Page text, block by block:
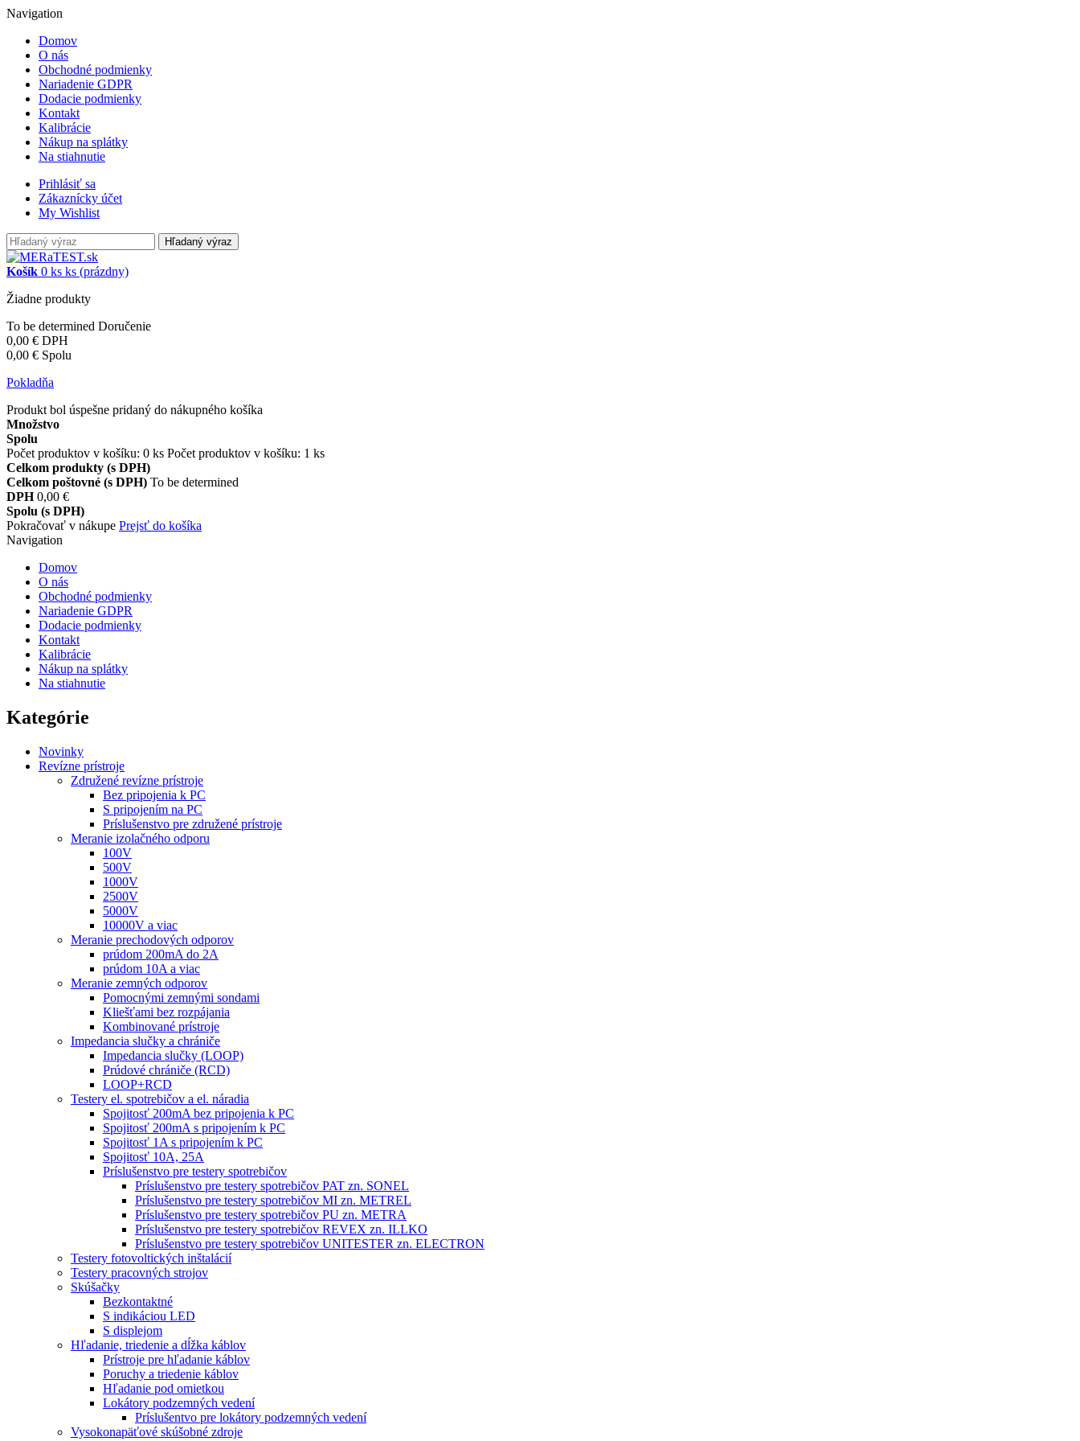
Navigation
Domov
O nás
Obchodné podmienky
Nariadenie GDPR
Dodacie podmienky
Kontakt
Kalibrácie
Nákup na splátky
Na stiahnutie
Prihlásiť sa
Zákaznícky účet
My Wishlist
Hľadaný výraz
Košík 0 ks ks (prázdny)
Žiadne produkty
To be determined Doručenie
0,00 € DPH
0,00 € Spolu
Pokladňa
Produkt bol úspešne pridaný do nákupného košíka
Množstvo
Spolu
Počet produktov v košíku: 0 ks Počet produktov v košíku: 1 ks
Celkom produkty (s DPH)
Celkom poštovné (s DPH) To be determined
DPH 0,00 €
Spolu (s DPH)
Pokračovať v nákupe Prejsť do košíka
Navigation
Domov
O nás
Obchodné podmienky
Nariadenie GDPR
Dodacie podmienky
Kontakt
Kalibrácie
Nákup na splátky
Na stiahnutie
Kategórie
Novinky
Revízne prístroje
Združené revízne prístroje
Bez pripojenia k PC
S pripojením na PC
Príslušenstvo pre združené prístroje
Meranie izolačného odporu
100V
500V
1000V
2500V
5000V
10000V a viac
Meranie prechodových odporov
prúdom 200mA do 2A
prúdom 10A a viac
Meranie zemných odporov
Pomocnými zemnými sondami
Kliešťami bez rozpájania
Kombinované prístroje
Impedancia slučky a chrániče
Impedancia slučky (LOOP)
Prúdové chrániče (RCD)
LOOP+RCD
Testery el. spotrebičov a el. náradia
Spojitosť 200mA bez pripojenia k PC
Spojitosť 200mA s pripojením k PC
Spojitosť 1A s pripojením k PC
Spojitosť 10A, 25A
Príslušenstvo pre testery spotrebičov
Príslušenstvo pre testery spotrebičov PAT zn. SONEL
Príslušenstvo pre testery spotrebičov MI zn. METREL
Príslušenstvo pre testery spotrebičov PU zn. METRA
Príslušenstvo pre testery spotrebičov REVEX zn. ILLKO
Príslušenstvo pre testery spotrebičov UNITESTER zn. ELECTRON
Testery fotovoltických inštalácií
Testery pracovných strojov
Skúšačky
Bezkontaktné
S indikáciou LED
S displejom
Hľadanie, triedenie a dĺžka káblov
Prístroje pre hľadanie káblov
Poruchy a triedenie káblov
Hľadanie pod omietkou
Lokátory podzemných vedení
Príslušentvo pre lokátory podzemných vedení
Vysokonapäťové skúšobné zdroje